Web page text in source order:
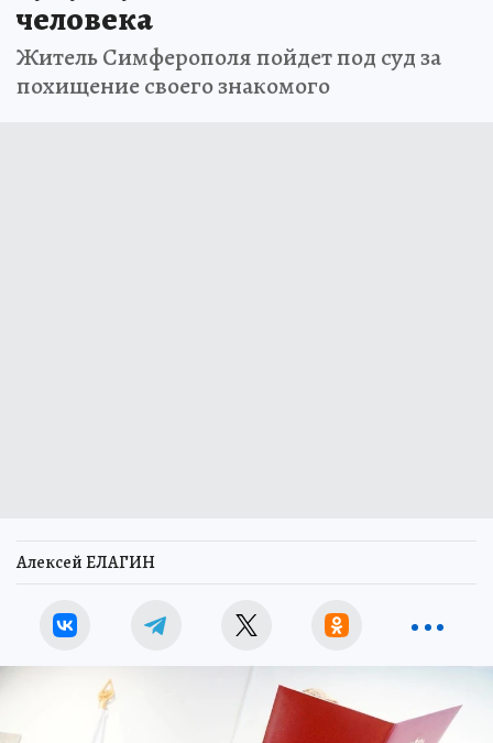
человека
Житель Симферополя пойдет под суд за
похищение своего знакомого
Алексей ЕЛАГИН